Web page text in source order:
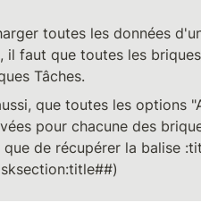
toutes les données
il faut que toutes les
Tâches.
que toutes les options
pour chacune des
que de récupérer la balise